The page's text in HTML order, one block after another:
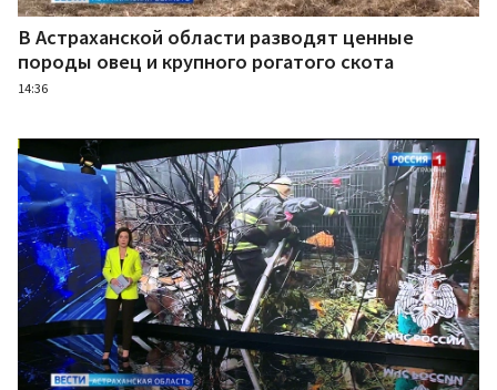
В Астраханской области разводят ценные
породы овец и крупного рогатого скота
14:36